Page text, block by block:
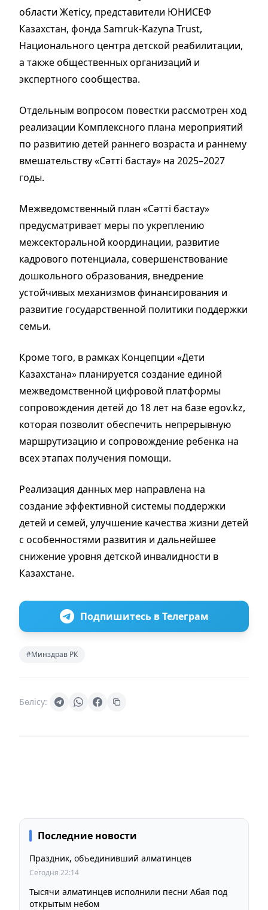
области Жетісу, представители ЮНИСЕФ
Казахстан, фонда Samruk-Kazyna Trust,
Национального центра детской реабилитации,
а также общественных организаций и
экспертного сообщества.
Отдельным вопросом повестки рассмотрен ход
реализации Комплексного плана мероприятий
по развитию детей раннего возраста и раннему
вмешательству «Сәтті бастау» на 2025–2027
годы.
Межведомственный план «Сәтті бастау»
предусматривает меры по укреплению
межсекторальной координации, развитие
кадрового потенциала, совершенствование
дошкольного образования, внедрение
устойчивых механизмов финансирования и
развитие государственной политики поддержки
семьи.
Кроме того, в рамках Концепции «Дети
Казахстана» планируется создание единой
межведомственной цифровой платформы
сопровождения детей до 18 лет на базе egov.kz,
которая позволит обеспечить непрерывную
маршрутизацию и сопровождение ребенка на
всех этапах получения помощи.
Реализация данных мер направлена на
создание эффективной системы поддержки
детей и семей, улучшение качества жизни детей
с особенностями развития и дальнейшее
снижение уровня детской инвалидности в
Казахстане.
Подпишитесь в Телеграм
#Минздрав РК
Бөлісу:
Последние новости
Праздник, объединивший алматинцев
Сегодня 22:14
Тысячи алматинцев исполнили песни Абая под
открытым небом